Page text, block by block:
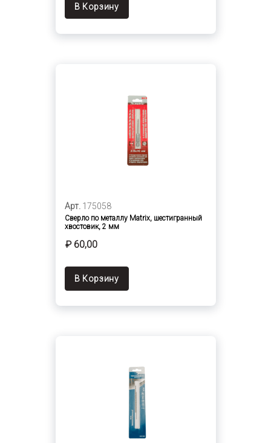
В Корзину
Арт. 175058
Сверло по металлу Matrix, шестигранный
хвостовик, 2 мм
₽ 60,00
В Корзину